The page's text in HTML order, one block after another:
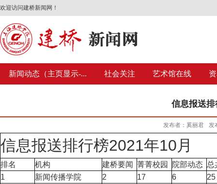
欢迎访问建桥新闻网！
新闻动态（主页显示-... 社会关注 艺术馆在线
信息报送排
发布者：奚丽君 发
信息报送排行榜2021年10月
排名 机构 建桥要闻 菁菁校园 院部动态 总
1
新闻传播学院 2 17 6
25